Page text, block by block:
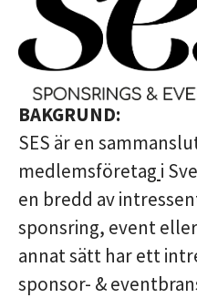
BAKGRUND:
SES är en
medlemsföretag i
en bredd av
sponsring, event
annat sätt har ett
sponsor- &